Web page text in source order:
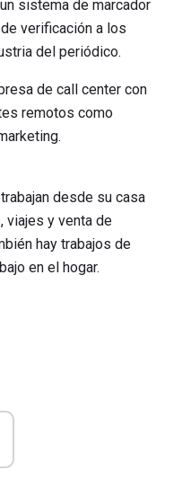
sistema de marcador
verificación a los
del periódico.
de call center con
remotos como
desde su casa
viajes y venta de
hay trabajos de
en el hogar.